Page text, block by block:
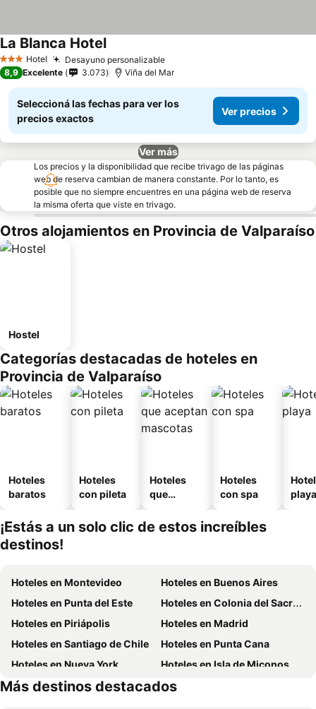
3 Estrellas
Hotel Desayuno personalizable
La Blanca Hotel
8,9 Excelente 3.073 Viña del Mar
Seleccioná las fechas para ver los
precios exactos
Ver precios
Ver más
Los precios y la disponibilidad que recibe trivago de las páginas
web de reserva cambian de manera constante. Por lo tanto, es
posible que no siempre encuentres en una página web de reserva
la misma oferta que viste en trivago.
Otros alojamientos en Provincia de Valparaíso
Hostel
Categorías destacadas de hoteles en
Provincia de Valparaíso
Hoteles
baratos
Hoteles
con pileta
Hoteles
que
mascotas
Hoteles
con spa
playa
¡Estás a un solo clic de estos increíbles
destinos!
Hoteles en Montevideo
Hoteles en Buenos Aires
Hoteles en Punta del Este
Hoteles en Colonia del Sacramento
Hoteles en Piriápolis
Hoteles en Madrid
Hoteles en Santiago de Chile
Hoteles en Punta Cana
Hoteles en Nueva York
Hoteles en Isla de Miconos
Hoteles en Aruba
Hoteles en Maldonado
Más destinos destacados